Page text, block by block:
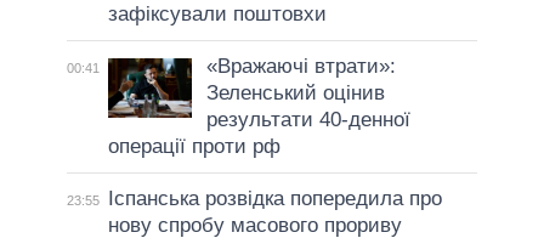
зафіксували поштовхи
00:41
«Вражаючі втрати»:
Зеленський оцінив
результати 40-денної
операції проти рф
23:55
Іспанська розвідка попередила про
нову спробу масового прориву